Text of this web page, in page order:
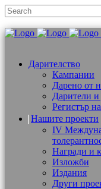
Дарителство
Кампании
Дарено от
Дарители и
Регистър
Нашите проекти
IV
Награди и
Изложби
Издания
Други